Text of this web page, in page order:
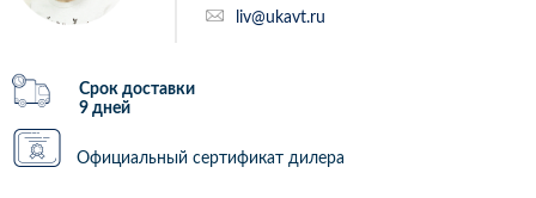
liv@ukavt.ru
Срок доставки
9 дней
Официальный сертификат дилера